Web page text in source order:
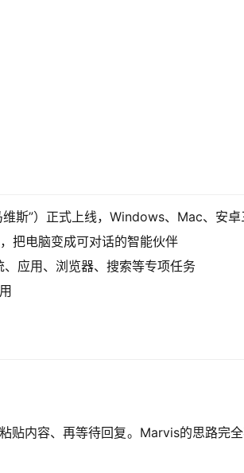
斯”）正式上线，Windows、Mac、安
把电脑变成可对话的智能伙伴
应用、浏览器、搜索等专项任务
内容、再等待回复。Marvis的思路完